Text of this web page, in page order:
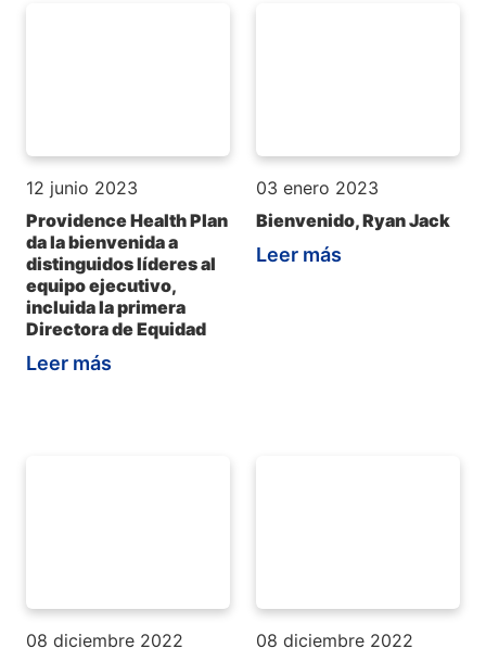
12 junio 2023
Providence Health Plan
da la bienvenida a
distinguidos líderes al
equipo ejecutivo,
incluida la primera
Directora de Equidad
Leer más
03 enero 2023
Bienvenido, Ryan Jack
Leer más
08 diciembre 2022
08 diciembre 2022